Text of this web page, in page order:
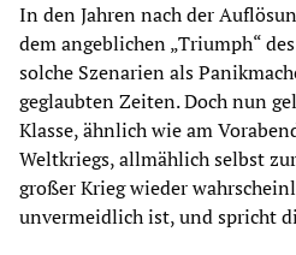
In den Jahren nach der
dem angeblichen „Triumph“
solche Szenarien als
geglaubten Zeiten. Doch nun
Klasse, ähnlich wie am
Weltkriegs, allmählich selbst
großer Krieg wieder
unvermeidlich ist, und spricht